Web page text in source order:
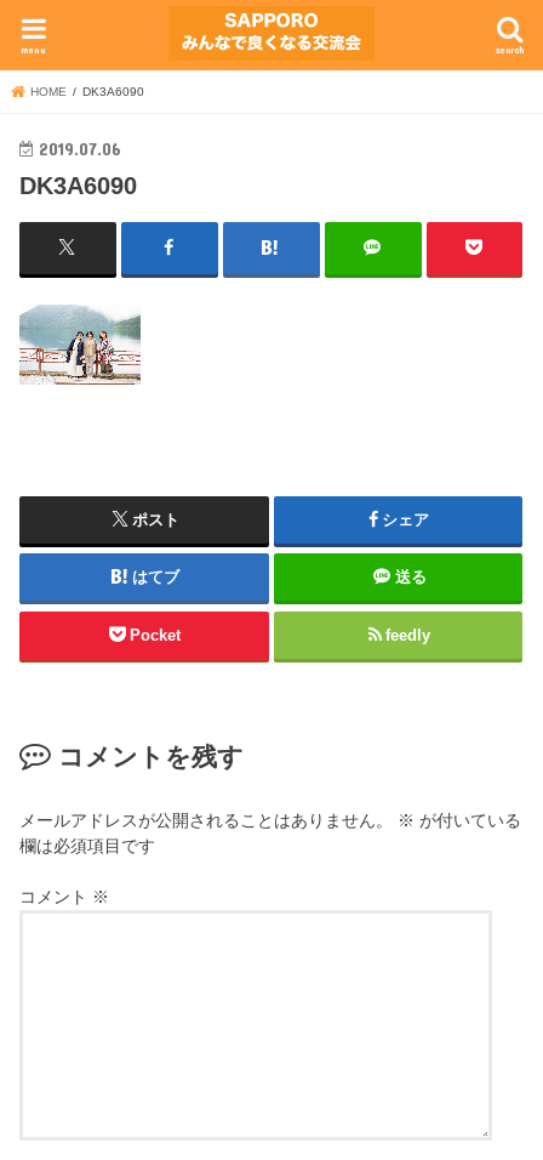
search
menu
HOME DK3A6090
2019.07.06
DK3A6090
ポスト シェア
はてブ 送る
Pocket feedly
コメントを残す
メールアドレスが公開されることはありません。 ※ が付いている
欄は必須項目です
コメント ※